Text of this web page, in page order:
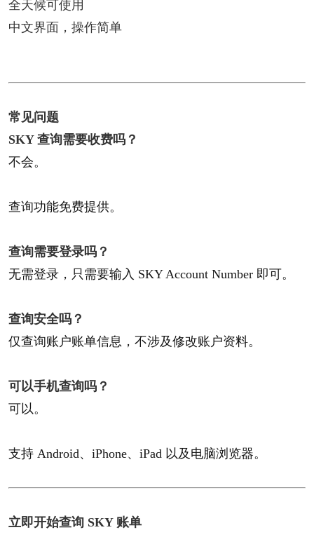
全天候可使用
中文界面，操作简单
常见问题​
SKY 查询需要收费吗？​
不会。
查询功能免费提供。
查询需要登录吗？​
无需登录，只需要输入 SKY Account Number 即可。
查询安全吗？​
仅查询账户账单信息，不涉及修改账户资料。
可以手机查询吗？​
可以。
支持 Android、iPhone、iPad 以及电脑浏览器。
立即开始查询 SKY 账单​